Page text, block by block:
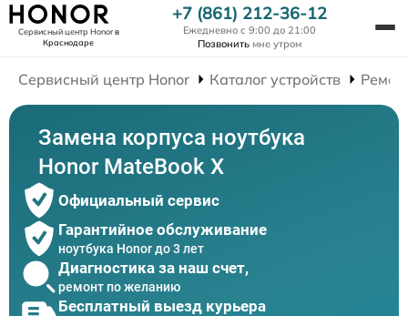
Сервисный центр Honorв
Краснодаре
+7 (861) 212-36-12
Ежедневно с 9:00 до 21:00
Позвонить мне утром
Сервисный центр Honor Каталог устройств
Замена корпуса ноутбука
Honor MateBook X
Официальный сервис
Гарантийное обслуживание
ноутбука Honor до 3 лет
Диагностика за наш счет,
ремонт по желанию
Бесплатный выезд курьера